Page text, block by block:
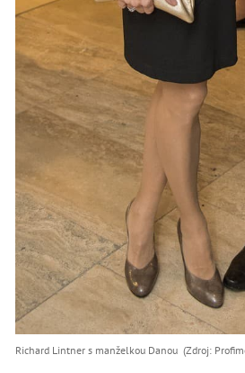
Richard Lintner s manželkou Danou (Zdroj: